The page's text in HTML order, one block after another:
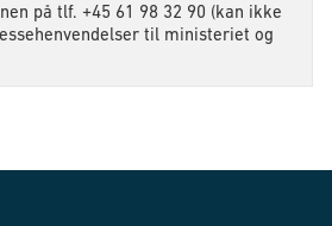
på tlf. +45 61 98 32 90 (kan ikke
til ministeriet og